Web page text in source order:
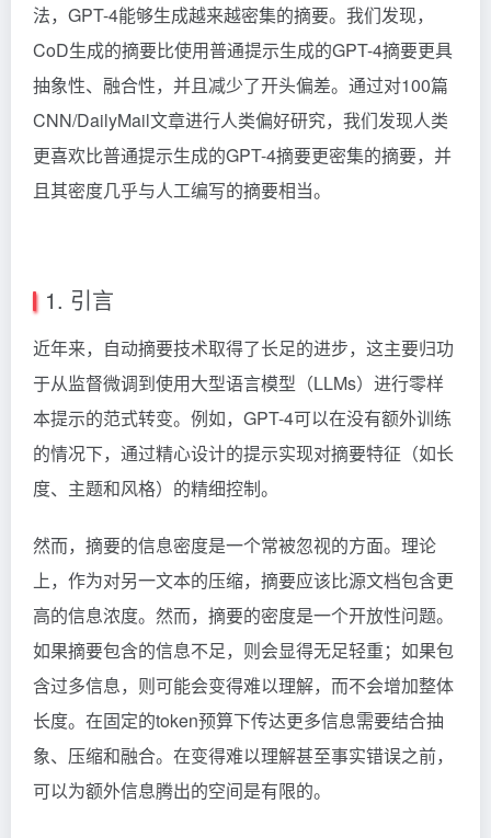
法，GPT-4能够生成越来越密集的摘要。我们发现，
CoD生成的摘要比使用普通提示生成的GPT-4摘要更具
抽象性、融合性，并且减少了开头偏差。通过对100篇
CNN/DailyMail文章进行人类偏好研究，我们发现人类
更喜欢比普通提示生成的GPT-4摘要更密集的摘要，并
且其密度几乎与人工编写的摘要相当。
1. 引言
近年来，自动摘要技术取得了长足的进步，这主要归功
于从监督微调到使用大型语言模型（LLMs）进行零样
本提示的范式转变。例如，GPT-4可以在没有额外训练
的情况下，通过精心设计的提示实现对摘要特征（如长
度、主题和风格）的精细控制。
然而，摘要的信息密度是一个常被忽视的方面。理论
上，作为对另一文本的压缩，摘要应该比源文档包含更
高的信息浓度。然而，摘要的密度是一个开放性问题。
如果摘要包含的信息不足，则会显得无足轻重；如果包
含过多信息，则可能会变得难以理解，而不会增加整体
长度。在固定的token预算下传达更多信息需要结合抽
象、压缩和融合。在变得难以理解甚至事实错误之前，
可以为额外信息腾出的空间是有限的。